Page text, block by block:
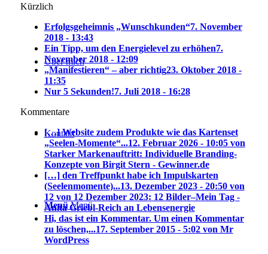
Über mich
Kontakt
Menü Menü
Kürzlich
Erfolgsgeheimnis „Wunschkunden“7. November
2018 - 13:43
Ein Tipp, um den Energielevel zu erhöhen7.
November 2018 - 12:09
„Manifestieren“ – aber richtig23. Oktober 2018 -
11:35
Nur 5 Sekunden!7. Juli 2018 - 16:28
Kommentare
[…] Website zudem Produkte wie das Kartenset
„Seelen-Momente“...12. Februar 2026 - 10:05 von
Starker Markenauftritt: Individuelle Branding-
Konzepte von Birgit Stern - Gewinner.de
[…] den Treffpunkt habe ich Impulskarten
(Seelenmomente)...13. Dezember 2023 - 20:50 von
12 von 12 Dezember 2023: 12 Bilder–Mein Tag -
Anita Griebl-Reich an Lebensenergie
Hi, das ist ein Kommentar. Um einen Kommentar
zu löschen,...17. September 2015 - 5:02 von Mr
WordPress